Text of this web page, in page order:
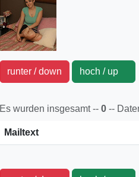
runter / down hoch / up
Es wurden insgesamt -- 0 --
Mailtext